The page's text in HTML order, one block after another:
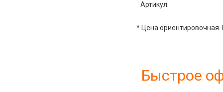
Артикул:
* Цена ориентировочная.
Быстрое